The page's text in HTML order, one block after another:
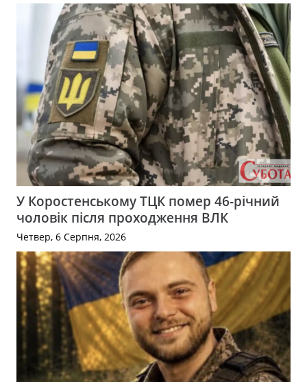
У Коростенському ТЦК помер 46-річний
чоловік після проходження ВЛК
Четвер, 6 Серпня, 2026